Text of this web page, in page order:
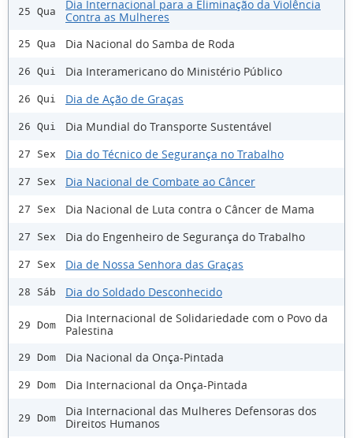
25 Qua
Dia Internacional para a Eliminação da Violência
Contra as Mulheres
25 Qua Dia Nacional do Samba de Roda
26 Qui Dia Interamericano do Ministério Público
26 Qui Dia de Ação de Graças
26 Qui Dia Mundial do Transporte Sustentável
27 Sex Dia do Técnico de Segurança no Trabalho
27 Sex Dia Nacional de Combate ao Câncer
27 Sex Dia Nacional de Luta contra o Câncer de Mama
27 Sex Dia do Engenheiro de Segurança do Trabalho
27 Sex Dia de Nossa Senhora das Graças
28 Sáb Dia do Soldado Desconhecido
29 Dom
Dia Internacional de Solidariedade com o Povo da
Palestina
29 Dom Dia Nacional da Onça-Pintada
29 Dom Dia Internacional da Onça-Pintada
29 Dom
Dia Internacional das Mulheres Defensoras dos
Direitos Humanos